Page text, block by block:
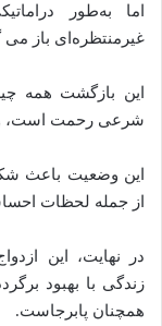
اما به‌طور
غیرمنتظره‌ای باز می‌
این بازگشت همه
شرعی رحمت است،
این وضعیت باعث
از جمله لحظات
در نهایت، این
زندگی با بهبود
همچنان پابرجاست.